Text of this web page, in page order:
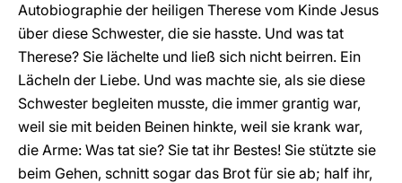
Autobiographie der heiligen Therese vom Kinde Jesus
über diese Schwester, die sie hasste. Und was tat
Therese? Sie lächelte und ließ sich nicht beirren. Ein
Lächeln der Liebe. Und was machte sie, als sie diese
Schwester begleiten musste, die immer grantig war,
weil sie mit beiden Beinen hinkte, weil sie krank war,
die Arme: Was tat sie? Sie tat ihr Bestes! Sie stützte sie
beim Gehen, schnitt sogar das Brot für sie ab; half ihr,